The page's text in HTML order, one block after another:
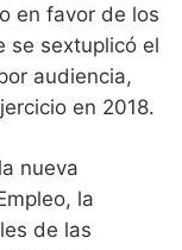
en favor de los
se sextuplicó el
audiencia,
en 2018.
nueva
la
de las